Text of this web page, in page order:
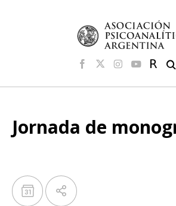
Jornada de